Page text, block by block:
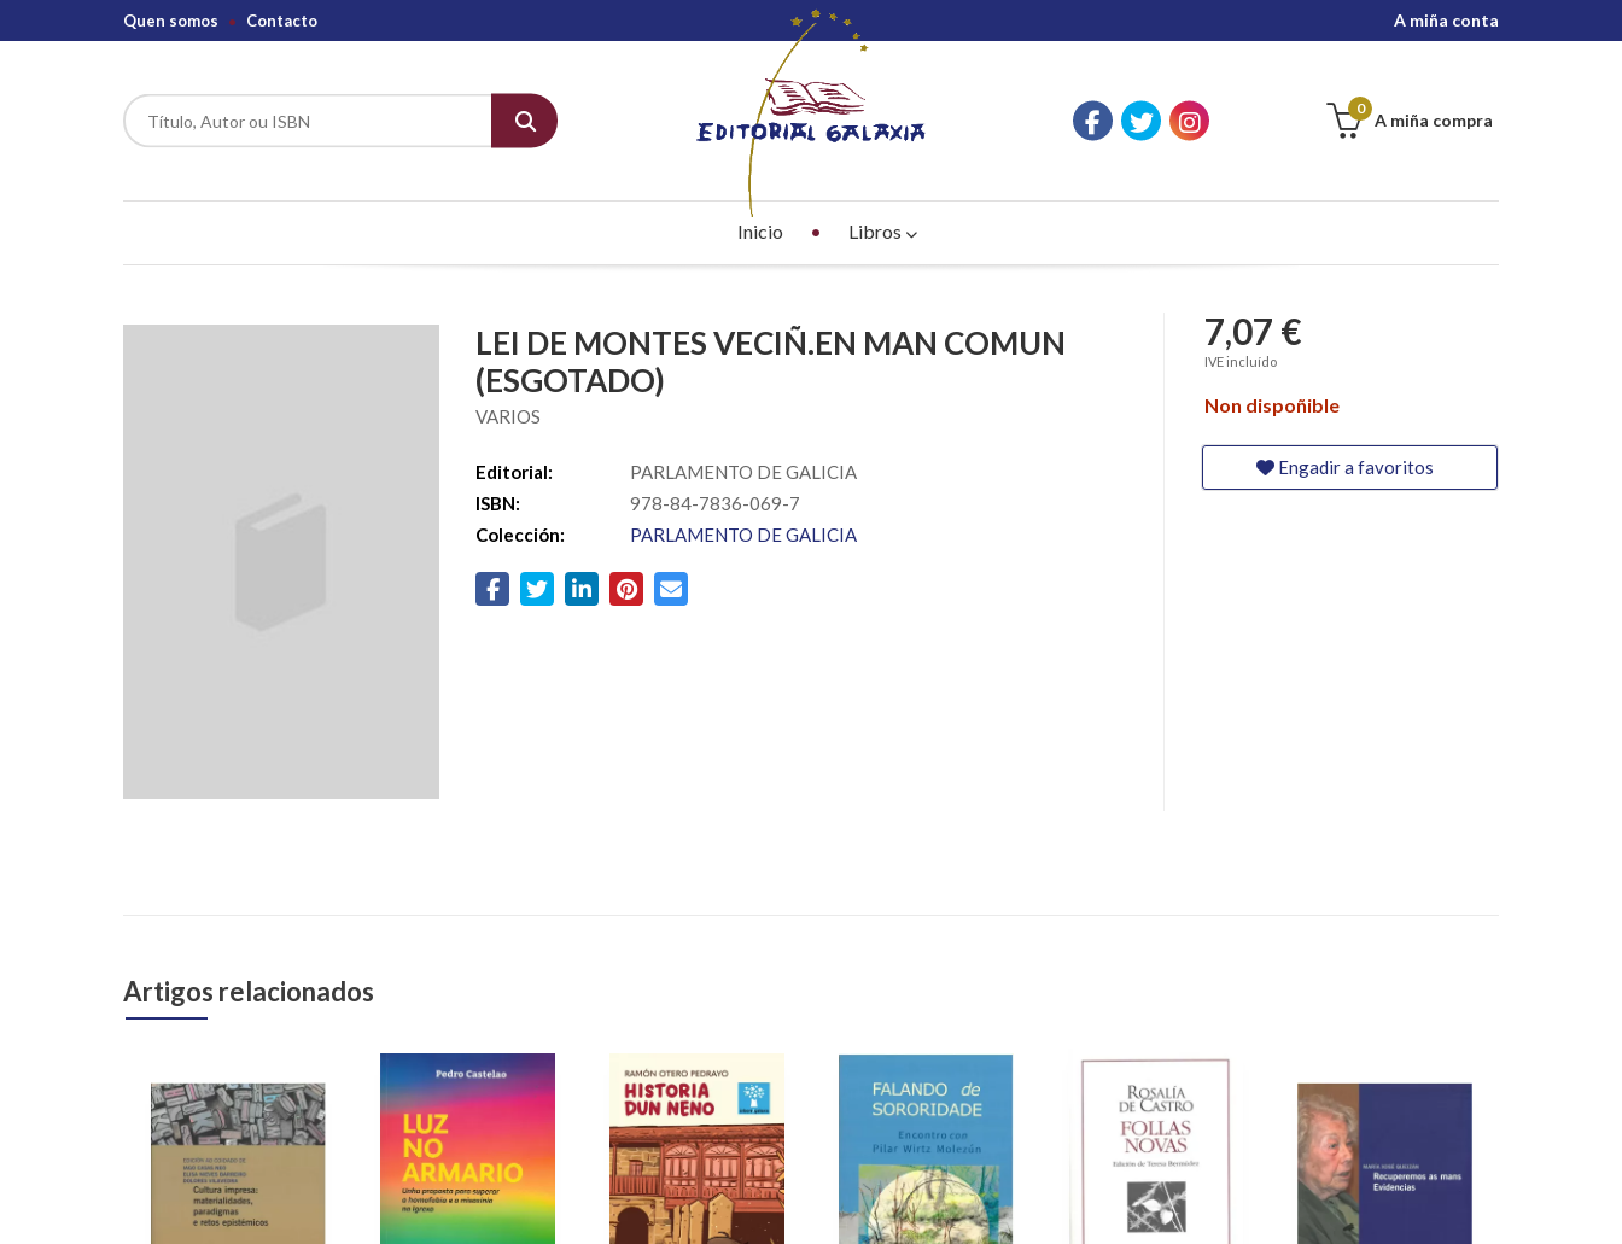
A miña conta
Quen somos Contacto
A miña compra
0
Inicio Libros
LEI DE MONTES VECIÑ.EN MAN COMUN
(ESGOTADO)
VARIOS
Editorial:
PARLAMENTO DE GALICIA
ISBN:
978-84-7836-069-7
Colección:
PARLAMENTO DE GALICIA
7,07 €
IVE incluído
Non dispoñible
Engadir a favoritos
Artigos relacionados